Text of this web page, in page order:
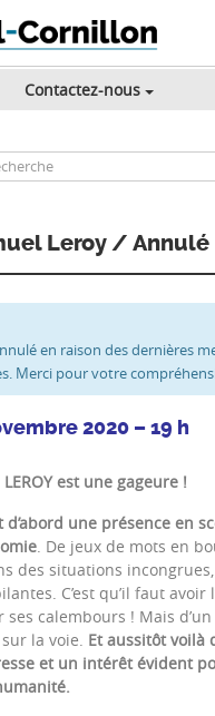
Contactez-nous
Leroy / Annulé
en raison des dernières
Merci pour votre
2020 – 19 h
est une gageure !
d’abord une présence en
. De jeux de mots en
des situations
C’est qu’il faut avoir
calembours ! Mais
la voie. Et aussitôt voilà
et un intérêt évident